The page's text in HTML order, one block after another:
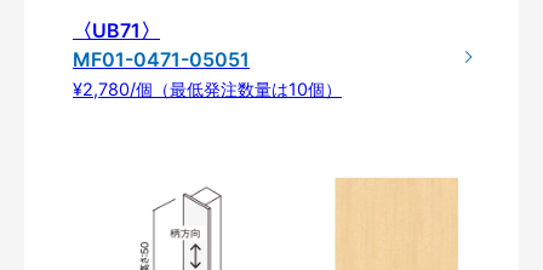
〈UB71〉
MF01-0471-05051
¥2,780/個（最低発注数量は10個）